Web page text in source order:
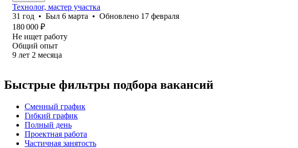
Технолог, мастер участка
31 год • Был 6 марта • Обновлено 17 февраля
180 000 ₽
Не ищет работу
Общий опыт
9 лет 2 месяца
Быстрые фильтры подбора вакансий
Сменный график
Гибкий график
Полный день
Проектная работа
Частичная занятость